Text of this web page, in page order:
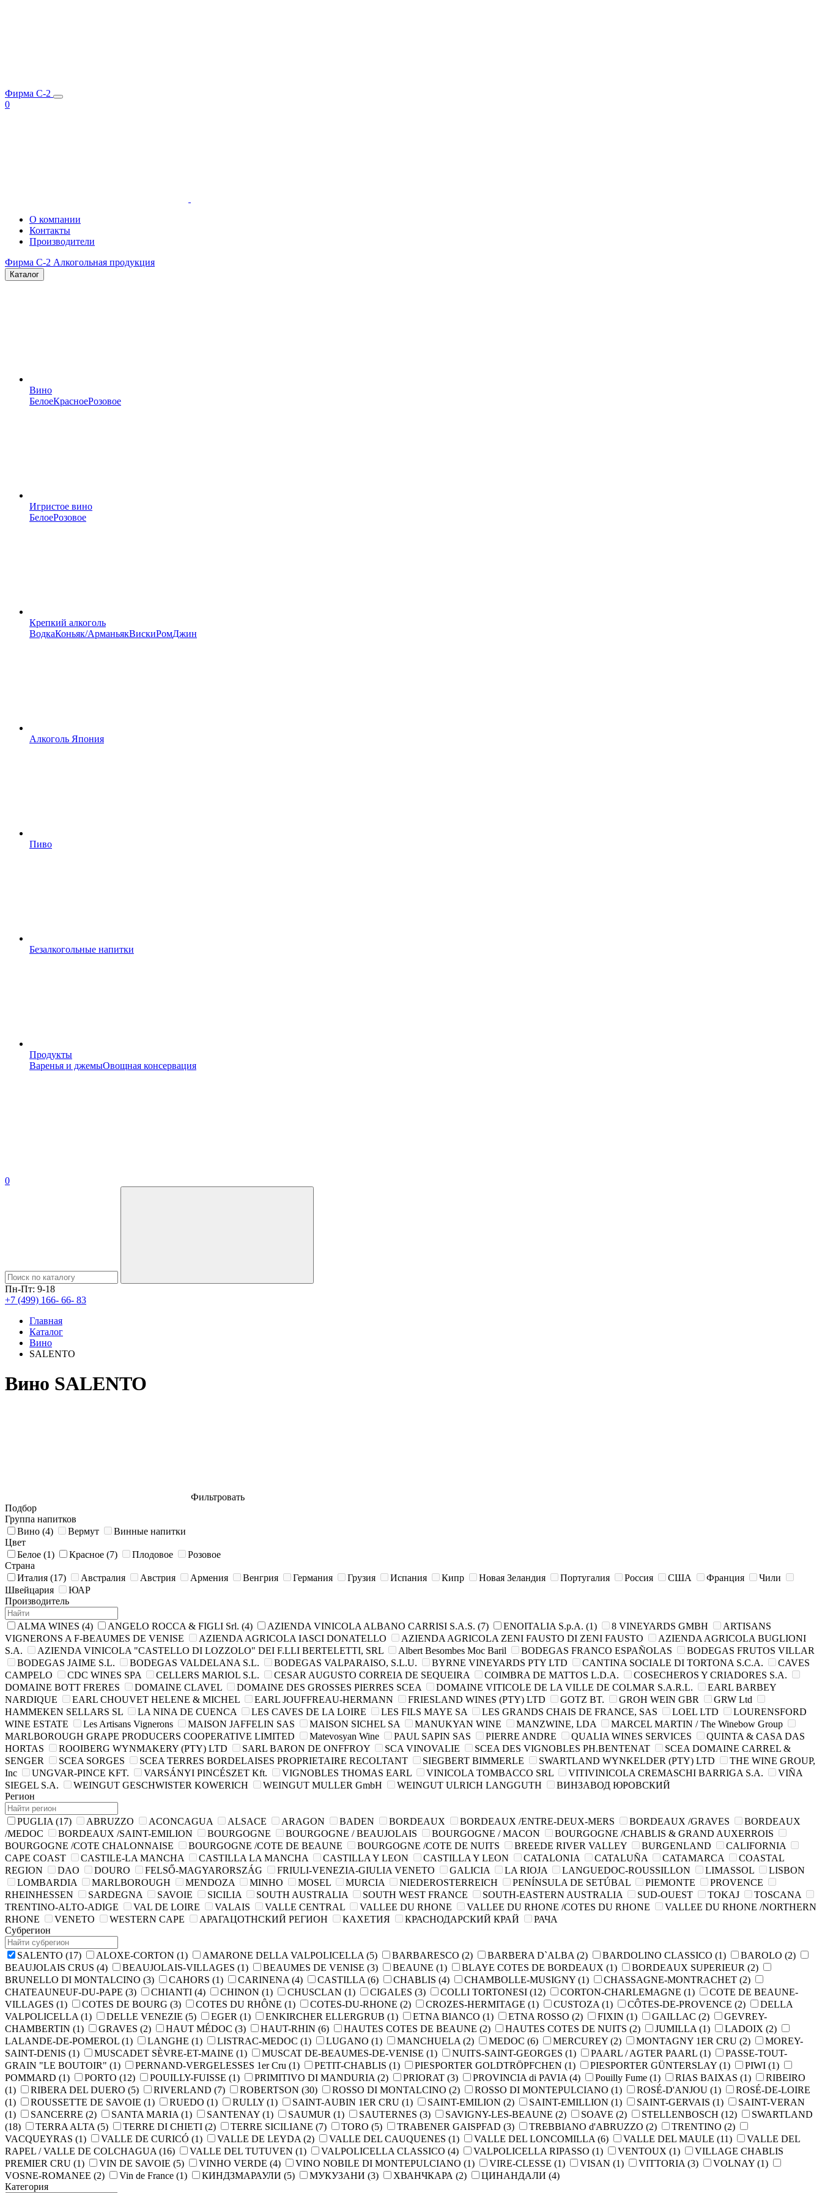
Фирма C-2
0
О компании
Контакты
Производители
Фирма C-2 Алкогольная продукция
Каталог
Вино
БелоеКрасноеРозовое
Игристое вино
БелоеРозовое
Крепкий алкоголь
ВодкаКоньяк/АрманьякВискиРомДжин
Алкоголь Япония
Пиво
Безалкогольные напитки
Продукты
Варенья и джемыОвощная консервация
0
Пн-Пт: 9-18
+7 (499) 166- 66- 83
Главная
Каталог
Вино
SALENTO
Вино SALENTO
Фильтровать
Подбор
Группа напитков
Вино (4) Вермут
Винные напитки
Цвет
Белое (1) Красное (7) Плодовое
Розовое
Страна
Италия (17) Австралия Австрия Армения Венгрия Германия Грузия Испания Кипр Новая Зеландия Португалия Россия США Франция
Чили
Швейцария
ЮАР
Производитель
ALMA WINES (4) ANGELO ROCCA & FIGLI Srl. (4) AZIENDA VINICOLA ALBANO CARRISI S.A.S. (7) ENOITALIA S.p.A. (1) 8 VINEYARDS GMBH
ARTISANS
VIGNERONS A F-BEAUMES DE VENISE
AZIENDA AGRICOLA IASCI DONATELLO AZIENDA AGRICOLA ZENI FAUSTO DI ZENI FAUSTO
AZIENDA AGRIСOLA BUGLIONI
S.A.
AZIENDA VINICOLA "CASTELLO DI LOZZOLO" DEI F.LLI BERTELETTI, SRL Albert Besombes Moc Baril BODEGAS FRANCO ESPAÑOLAS
BODEGAS FRUTOS VILLAR
BODEGAS JAIME S.L.
BODEGAS VALDELANA S.L. BODEGAS VALPARAISO, S.L.U. BYRNE VINEYARDS PTY LTD CANTINA SOCIALE DI TORTONA S.C.A.
CAVES
CAMPELO
CDC WINES SPA CELLERS MARIOL S.L. CESAR AUGUSTO CORREIA DE SEQUEIRA COIMBRA DE MATTOS L.D.A.
COSECHEROS Y CRIADORES S.A.
DOMAINE BOTT FRERES
DOMAINE CLAVEL DOMAINE DES GROSSES PIERRES SCEA DOMAINE VITICOLE DE LA VILLE DE COLMAR S.A.R.L.
EARL BARBEY
NARDIQUE
EARL CHOUVET HELENE & MICHEL EARL JOUFFREAU-HERMANN FRIESLAND WINES (PTY) LTD GOTZ BT. GROH WEIN GBR
GRW Ltd
HAMMEKEN SELLARS SL
LA NINA DE CUENCA LES CAVES DE LA LOIRE LES FILS MAYE SA LES GRANDS CHAIS DE FRANCE, SAS LOEL LTD
LOURENSFORD
WINE ESTATE
Les Artisans Vignerons MAISON JAFFELIN SAS MAISON SICHEL SA MANUKYAN WINE MANZWINE, LDA
MARCEL MARTIN / The Winebow Group
MARLBOROUGH GRAPE PRODUCERS COOPERATIVE LIMITED
Matevosyan Wine PAUL SAPIN SAS PIERRE ANDRE QUALIA WINES SERVICES
QUINTA & CASA DAS
HORTAS
ROOIBERG WYNMAKERY (PTY) LTD SARL BARON DE ONFFROY SCA VINOVALIE SCEA DES VIGNOBLES PH.BENTENAT
SCEA DOMAINE CARREL &
SENGER
SCEA SORGES SCEA TERRES BORDELAISES PROPRIETAIRE RECOLTANT SIEGBERT BIMMERLE SWARTLAND WYNKELDER (PTY) LTD
THE WINE GROUP,
Inc
UNGVAR-PINCE KFT. VARSÁNYI PINCÉSZET Kft. VIGNOBLES THOMAS EARL VINICOLA TOMBACCO SRL VITIVINICOLA CREMASCHI BARRIGA S.A.
VIÑA
SIEGEL S.A.
WEINGUT GESCHWISTER KOWERICH WEINGUT MULLER GmbH WEINGUT ULRICH LANGGUTH
ВИНЗАВОД ЮРОВСКИЙ
Регион
PUGLIA (17) ABRUZZO ACONCAGUA ALSACE ARAGON BADEN BORDEAUX BORDEAUX /ENTRE-DEUX-MERS BORDEAUX /GRAVES
BORDEAUX
/MEDOC
BORDEAUX /SAINT-EMILION BOURGOGNE BOURGOGNE / BEAUJOLAIS BOURGOGNE / MACON
BOURGOGNE /CHABLIS & GRAND AUXERROIS
BOURGOGNE /COTE CHALONNAISE
BOURGOGNE /COTE DE BEAUNE BOURGOGNE /COTE DE NUITS BREEDE RIVER VALLEY BURGENLAND
CALIFORNIA
CAPE COAST
CASTILE-LA MANCHA CASTILLA LA MANCHA CASTILLA Y LEON CASTILLA Y LEON CATALONIA CATALUÑA CATAMARCA
COASTAL
REGION
DAO DOURO FELSŐ-MAGYARORSZÁG FRIULI-VENEZIA-GIULIA VENETO GALICIA LA RIOJA LANGUEDOC-ROUSSILLON LIMASSOL
LISBON
LOMBARDIA
MARLBOROUGH MENDOZA MINHO MOSEL MURCIA NIEDEROSTERREICH PENÍNSULA DE SETÚBAL PIEMONTE
PROVENCE
RHEINHESSEN
SARDEGNA SAVOIE SICILIA SOUTH AUSTRALIA SOUTH WEST FRANCE SOUTH-EASTERN AUSTRALIA SUD-OUEST TOKAJ
TOSCANA
TRENTINO-ALTO-ADIGE
VAL DE LOIRE VALAIS VALLE CENTRAL VALLEE DU RHONE VALLEE DU RHONE /COTES DU RHONE
VALLEE DU RHONE /NORTHERN
RHONE
VENETO WESTERN CAPE АРАГАЦОТНСКИЙ РЕГИОН КАХЕТИЯ КРАСНОДАРСКИЙ КРАЙ
РАЧА
Субрегион
SALENTO (17) ALOXE-CORTON (1) AMARONE DELLA VALPOLICELLA (5) BARBARESCO (2) BARBERA D`ALBA (2) BARDOLINO CLASSICO (1) BAROLO (2)
BEAUJOLAIS CRUS (4) BEAUJOLAIS-VILLAGES (1) BEAUMES DE VENISE (3) BEAUNE (1) BLAYE COTES DE BORDEAUX (1) BORDEAUX SUPERIEUR (2)
BRUNELLO DI MONTALCINO (3) CAHORS (1) CARINENA (4) CASTILLA (6) CHABLIS (4) CHAMBOLLE-MUSIGNY (1) CHASSAGNE-MONTRACHET (2)
CHATEAUNEUF-DU-PAPE (3) CHIANTI (4) CHINON (1) CHUSCLAN (1) CIGALES (3) COLLI TORTONESI (12) CORTON-CHARLEMAGNE (1)
COTE DE BEAUNE-
VILLAGES (1) COTES DE BOURG (3) COTES DU RHÔNE (1) COTES-DU-RHONE (2) CROZES-HERMITAGE (1) CUSTOZA (1) CÔTES-DE-PROVENCE (2)
DELLA
VALPOLICELLA (1) DELLE VENEZIE (5) EGER (1) ENKIRCHER ELLERGRUB (1) ETNA BIANCO (1) ETNA ROSSO (2) FIXIN (1) GAILLAC (2)
GEVREY-
CHAMBERTIN (1) GRAVES (2) HAUT MÉDOC (3) HAUT-RHIN (6) HAUTES COTES DE BEAUNE (2) HAUTES COTES DE NUITS (2) JUMILLA (1) LADOIX (2)
LALANDE-DE-POMEROL (1) LANGHE (1) LISTRAC-MEDOC (1) LUGANO (1) MANCHUELA (2) MEDOC (6) MERCUREY (2) MONTAGNY 1ER CRU (2)
MOREY-
SAINT-DENIS (1) MUSCADET SÈVRE-ET-MAINE (1) MUSCAT DE-BEAUMES-DE-VENISE (1) NUITS-SAINT-GEORGES (1) PAARL / AGTER PAARL (1)
PASSE-TOUT-
GRAIN "LE BOUTOIR" (1) PERNAND-VERGELESSES 1er Cru (1) PETIT-CHABLIS (1) PIESPORTER GOLDTRÖPFCHEN (1) PIESPORTER GÜNTERSLAY (1) PIWI (1)
POMMARD (1) PORTO (12) POUILLY-FUISSE (1) PRIMITIVO DI MANDURIA (2) PRIORAT (3) PROVINCIA di PAVIA (4) Pouilly Fume (1) RIAS BAIXAS (1)
RIBEIRO
(1)
RIBERA DEL DUERO (5) RIVERLAND (7) ROBERTSON (30) ROSSO DI MONTALCINO (2) ROSSO DI MONTEPULCIANO (1) ROSÉ-D'ANJOU (1)
ROSÉ-DE-LOIRE
(1)
ROUSSETTE DE SAVOIE (1) RUEDO (1) RULLY (1) SAINT-AUBIN 1ER CRU (1) SAINT-EMILION (2) SAINT-EMILLION (1) SAINT-GERVAIS (1)
SAINT-VERAN
(1)
SANCERRE (2) SANTA MARIA (1) SANTENAY (1) SAUMUR (1) SAUTERNES (3) SAVIGNY-LES-BEAUNE (2) SOAVE (2) STELLENBOSCH (12)
SWARTLAND
(18)
TERRA ALTA (5) TERRE DI CHIETI (2) TERRE SICILIANE (7) TORO (5) TRABENER GAISPFAD (3) TREBBIANO d'ABRUZZO (2) TRENTINO (2)
VACQUEYRAS (1) VALLE DE CURICÓ (1) VALLE DE LEYDA (2) VALLE DEL CAUQUENES (1) VALLE DEL LONCOMILLA (6) VALLE DEL MAULE (11)
VALLE DEL
RAPEL / VALLE DE COLCHAGUA (16) VALLE DEL TUTUVEN (1) VALPOLICELLA CLASSICO (4) VALPOLICELLA RIPASSO (1) VENTOUX (1)
VILLAGE CHABLIS
PREMIER CRU (1) VIN DE SAVOIE (5) VINHO VERDE (4) VINO NOBILE DI MONTEPULCIANO (1) VIRE-CLESSE (1) VISAN (1) VITTORIA (3) VOLNAY (1)
VOSNE-ROMANEE (2) Vin de France (1) КИНДЗМАРАУЛИ (5) МУКУЗАНИ (3) ХВАНЧКАРА (2) ЦИНАНДАЛИ (4)
Категория